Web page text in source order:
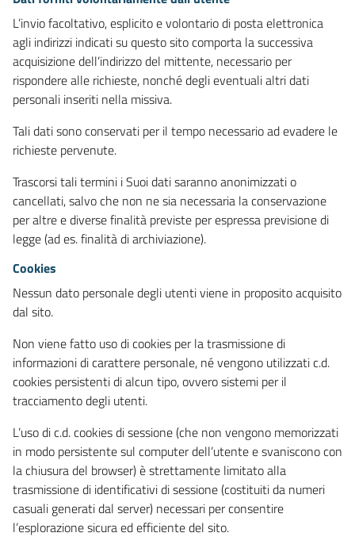
L’invio facoltativo, esplicito e volontario di posta elettronica
agli indirizzi indicati su questo sito comporta la successiva
acquisizione dell’indirizzo del mittente, necessario per
rispondere alle richieste, nonché degli eventuali altri dati
personali inseriti nella missiva.
Tali dati sono conservati per il tempo necessario ad evadere le
richieste pervenute.
Trascorsi tali termini i Suoi dati saranno anonimizzati o
cancellati, salvo che non ne sia necessaria la conservazione
per altre e diverse finalità previste per espressa previsione di
legge (ad es. finalità di archiviazione).
Cookies
Nessun dato personale degli utenti viene in proposito acquisito
dal sito.
Non viene fatto uso di cookies per la trasmissione di
informazioni di carattere personale, né vengono utilizzati c.d.
cookies persistenti di alcun tipo, ovvero sistemi per il
tracciamento degli utenti.
L’uso di c.d. cookies di sessione (che non vengono memorizzati
in modo persistente sul computer dell’utente e svaniscono con
la chiusura del browser) è strettamente limitato alla
trasmissione di identificativi di sessione (costituiti da numeri
casuali generati dal server) necessari per consentire
l’esplorazione sicura ed efficiente del sito.